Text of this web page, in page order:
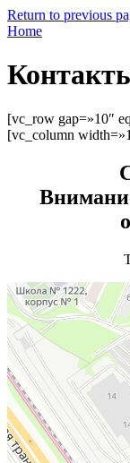
Return to previous
Home
[vc_row gap=»10″
[vc_column